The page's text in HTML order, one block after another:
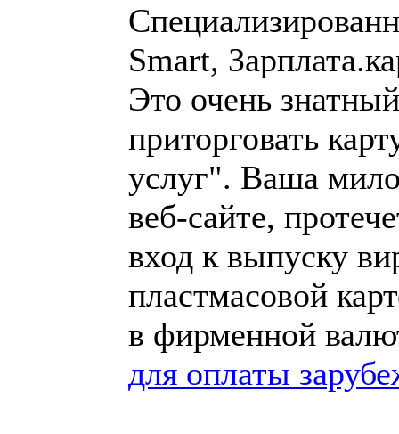
Smart,
Это очень
приторговать
услуг". Ваша
веб-сайте,
вход к выпуску
пластмасовой
в фирменной
для оплаты